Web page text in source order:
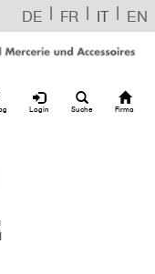
DE | FR | IT | EN
Firma
Suche
Login